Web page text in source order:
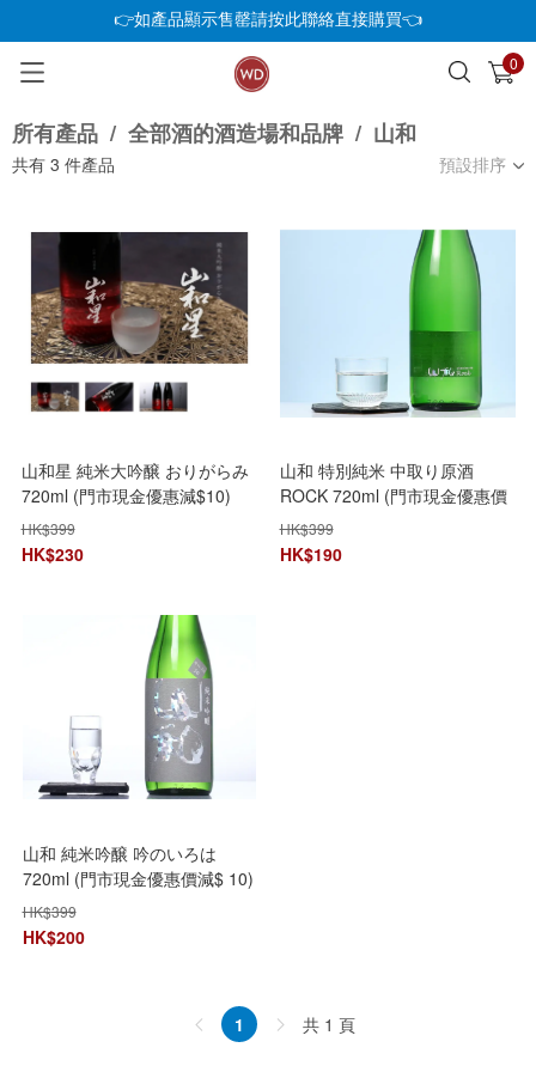
👉如產品顯示售罄請按此聯絡直接購買👈
0
已加入購物車 查看
所有產品 / 全部酒的酒造場和品牌 / 山和
共有 3 件產品 預設排序
山和星 純米大吟醸 おりがらみ
720ml (門市現金優惠減$10)
HK$399
HK$230
山和 特別純米 中取り原酒
ROCK 720ml (門市現金優惠價
減$ 10)
HK$399
HK$190
山和 純米吟醸 吟のいろは
720ml (門市現金優惠價減$ 10)
HK$399
HK$200
1 共 1 頁